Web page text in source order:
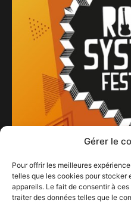
Gérer le
Pour offrir les meilleures
telles que les cookies pour stocker
appareils. Le fait de consentir à
traiter des données telles que le
Rock System Festival
20 mars 2024